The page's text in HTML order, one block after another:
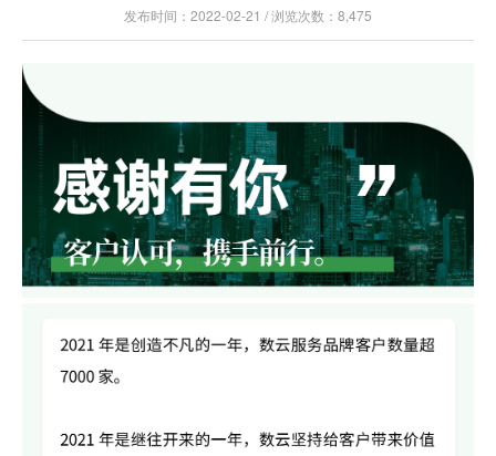
发布时间：2022-02-21 / 浏览次数：8,475